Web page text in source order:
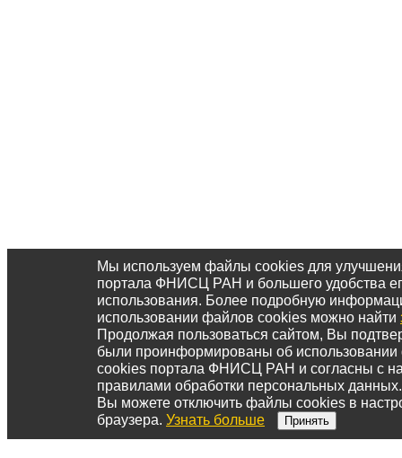
Мы используем файлы cookies для
портала ФНИСЦ РАН и большего удобства
использования. Более подробную
использовании файлов cookies можно найти
Продолжая пользоваться сайтом, Вы
были проинформированы об
cookies портала ФНИСЦ РАН и согласны с
правилами обработки персональных данных.
Вы можете отключить файлы cookies в
браузера. Узнать больше Принять